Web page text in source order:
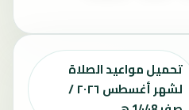
تحميل مواعيد الصلاة
لشهر أغسطس ٢٠٢٦ /